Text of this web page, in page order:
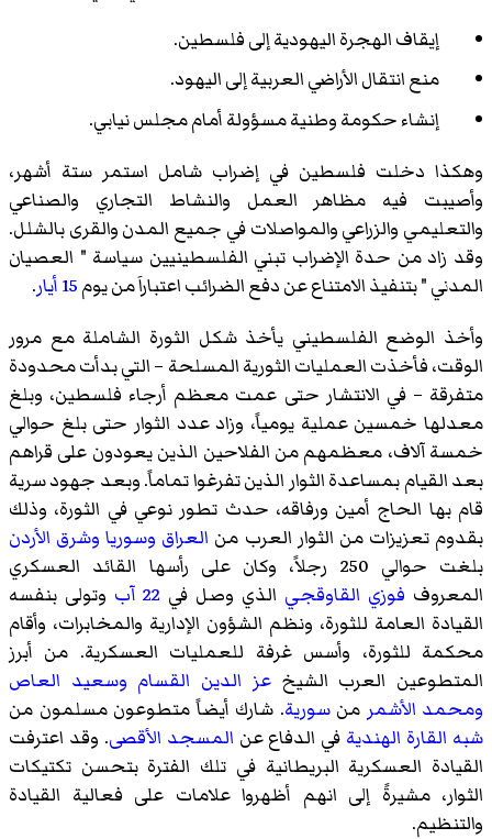
إيقاف الهجرة اليهودية إلى فلسطين.
منع انتقال الأراضي العربية إلى اليهود.
إنشاء حكومة وطنية مسؤولة أمام مجلس نيابي.
وهكذا دخلت فلسطين في إضراب شامل استمر ستة أشهر،
وأصيبت فيه مظاهر العمل والنشاط التجاري والصناعي
والتعليمي والزراعي والمواصلات في جميع المدن والقرى بالشلل.
وقد زاد من حدة الإضراب تبني الفلسطينيين سياسة " العصيان
المدني " بتنفيذ الامتناع عن دفع الضرائب اعتباراَ من يوم15 أيار
.
وأخذ الوضع الفلسطيني يأخذ شكل الثورة الشاملة مع مرور
الوقت، فأخذت العمليات الثورية المسلحة – التي بدأت محدودة
متفرقة – في الانتشار حتى عمت معظم أرجاء فلسطين، وبلغ
معدلها خمسين عملية يومياً، وزاد عدد الثوار حتى بلغ حوالي
خمسة آلاف، معظمهم من الفلاحين الذين يعودون على قراهم
بعد القيام بمساعدة الثوار الذين تفرغوا تماماً. وبعد جهود سرية
قام بها الحاج أمين ورفاقه، حدث تطور نوعي في الثورة، وذلك
بقدوم تعزيزات من الثوار العرب من العراق وسوريا وشرق الأردن
بلغت حوالي 250 رجلاً، وكان على رأسها القائد العسكري
المعروف فوزي القاوقجي الذي وصل في 22 آب
وتولى بنفسه
القيادة العامة للثورة، ونظم الشؤون الإدارية والمخابرات، وأقام
محكمة للثورة، وأسس غرفة للعمليات العسكرية. من أبرز
المتطوعين العرب الشيخعز الدين القسام وسعيد العاص
ومحمد الأشمر منسورية. شارك أيضاً متطوعون مسلمون من
شبه القارة الهندية في الدفاع عن المسجد الأقصى. وقد اعترفت
القيادة العسكرية البريطانية في تلك الفترة بتحسن تكتيكات
الثوار، مشيرةً إلى انهم أظهروا علامات على فعالية القيادة
والتنظيم.